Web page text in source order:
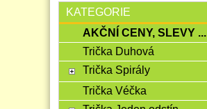
KATEGORIE
AKČNÍ CENY, SLEVY ...
Trička Duhová
Trička Spirály
Trička Véčka